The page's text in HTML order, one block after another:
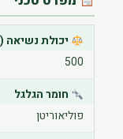
יכולת נשיאה
500
חומר הגלגל
פוליאוריטן